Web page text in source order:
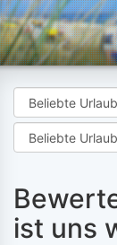
ist uns